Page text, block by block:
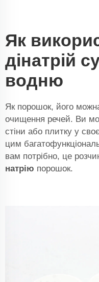
Як
дінатрій
водню
Як порошок, його
очищення речей. Ви
стіни або плитку у
цим
вам потрібно, це
натрію порошок.